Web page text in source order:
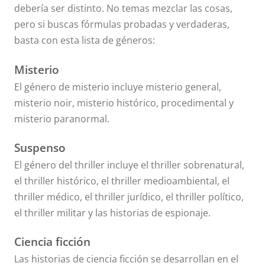
debería ser distinto. No temas mezclar las cosas,
pero si buscas fórmulas probadas y verdaderas,
basta con esta lista de géneros:
Misterio
El género de misterio incluye misterio general,
misterio noir, misterio histórico, procedimental y
misterio paranormal.
Suspenso
El género del thriller incluye el thriller sobrenatural,
el thriller histórico, el thriller medioambiental, el
thriller médico, el thriller jurídico, el thriller político,
el thriller militar y las historias de espionaje.
Ciencia ficción
Las historias de ciencia ficción se desarrollan en el